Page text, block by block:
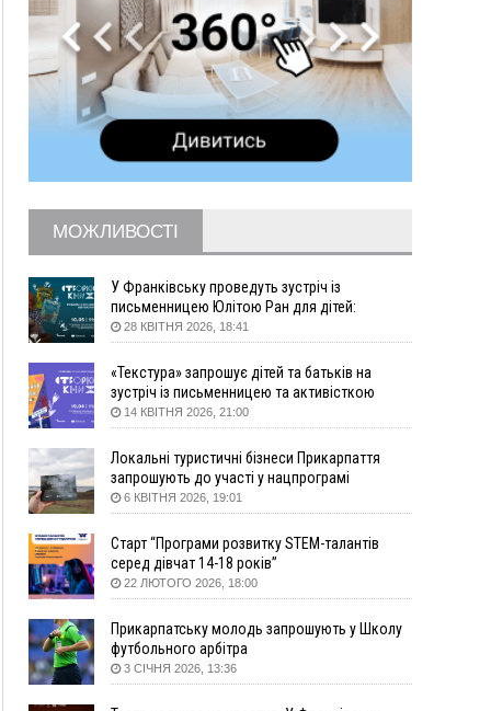
селищної ради через різні ставки земельного
податку
08:54
Синоптики попереджають про значний дощ на
Прикарпатті до кінця п'ятниці
Нафтогазову площу на межі Прикарпаття та
Львівщини повторно виставили на аукціон за
830 млн
18:46 ФОТО У Польщі невідомі скоїли наругу над
17:45
Сили оборони уразила Ярославський НПЗ та
кораблі берегової охорони фсб у Керчі
17:17
ВІДЕО Скарби Музею писанкового розпису
16:42
Поблизу Франківська п'яний на Chevrolet
втікав від поліції
16:27
На Прикарпатті триває декларування
вогнепальної зброї: уже зареєстровано 282
одиниці
15:58
Понад 9 тис. прикарпатських вступників
отримали рекомендації до зарахування на
бакалаврат у ВНЗ
15:28
Кілька вулиць у Долині тимчасово залишаться
без газу
15:02
ФОТО
14:35
Не знає англійську на достатньому рівні.
Франківець Лев Кишакевич не зможе стати
суддею Міжнародного кримінального суду
МОЖЛИВОСТІ
У Франківську проведуть зустріч із
письменницею Юлітою Ран для дітей:
говоритимуть про серію книг про Мавку
28 КВІТНЯ 2026, 18:41
«Текстура» запрошує дітей та батьків на
зустріч із письменницею та активісткою
Анною Повх
14 КВІТНЯ 2026, 21:00
Локальні туристичні бізнеси Прикарпаття
запрошують до участі у нацпрограмі
«Подорож до себе»
6 КВІТНЯ 2026, 19:01
Старт “Програми розвитку STEM-талантів
серед дівчат 14-18 років”
22 ЛЮТОГО 2026, 18:00
Прикарпатську молодь запрошують у Школу
футбольного арбітра
3 СІЧНЯ 2026, 13:36